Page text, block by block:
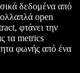
δεδομένα από
open
φτάνει την
τα metrics
φωνής από ένα